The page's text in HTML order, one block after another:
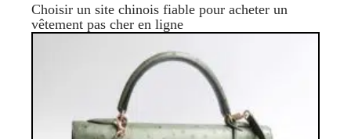
Choisir un site chinois fiable pour acheter un
vêtement pas cher en ligne